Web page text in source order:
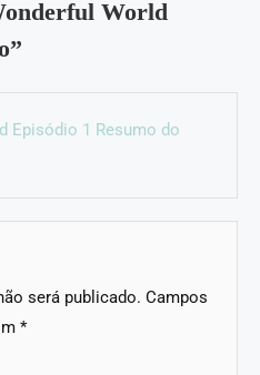
World
”
Episódio 1 Resumo do
será publicado. Campos
*